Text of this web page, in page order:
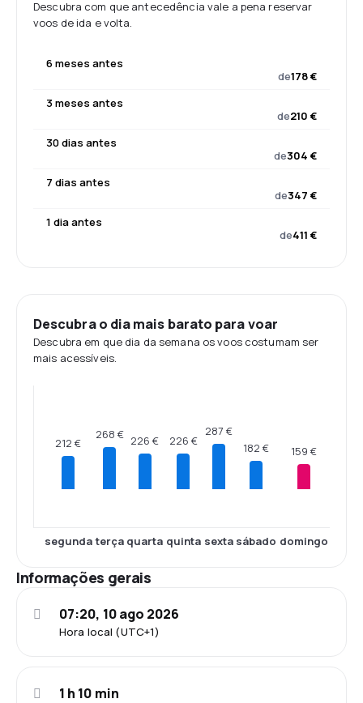
Descubra com que antecedência vale a pena reservar
voos de ida e volta.
6 meses antes
de178 €
3 meses antes
de210 €
30 dias antes
de304 €
7 dias antes
de347 €
1 dia antes
de411 €
Descubra o dia mais barato para voar
Descubra em que dia da semana os voos costumam ser
mais acessíveis.
212 €
segunda
268 €
terça
226 €
quarta
226 €
quinta
287 €
sexta
182 €
sábado
159 €
domingo
Informações gerais
Hora local (UTC+1)
07:20, 10 ago 2026
1 h 10 min